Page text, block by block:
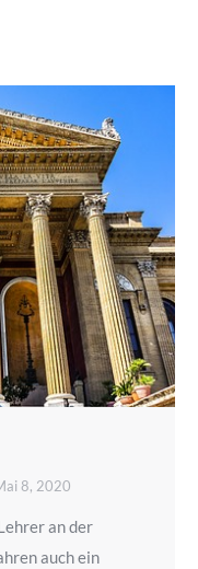
8, 2020
an der
auch ein